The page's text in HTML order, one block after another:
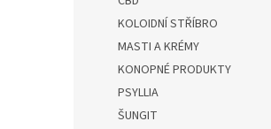
KOLOIDNÍ STŘÍBRO
MASTI A KRÉMY
KONOPNÉ PRODUKTY
PSYLLIA
ŠUNGIT